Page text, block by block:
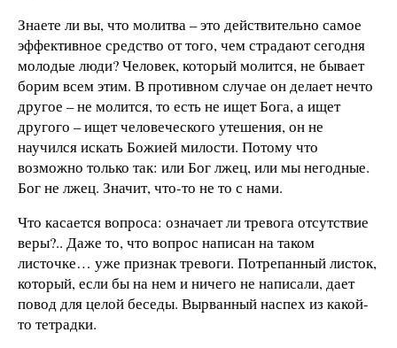
Знаете ли вы, что молитва – это действительно самое
эффективное средство от того, чем страдают сегодня
молодые люди? Человек, который молится, не бывает
борим всем этим. В противном случае он делает нечто
другое – не молится, то есть не ищет Бога, а ищет
другого – ищет человеческого утешения, он не
научился искать Божией милости. Потому что
возможно только так: или Бог лжец, или мы негодные.
Бог не лжец. Значит, что-то не то с нами.
Что касается вопроса: означает ли тревога отсутствие
веры?.. Даже то, что вопрос написан на таком
листочке… уже признак тревоги. Потрепанный листок,
который, если бы на нем и ничего не написали, дает
повод для целой беседы. Вырванный наспех из какой-
то тетрадки.